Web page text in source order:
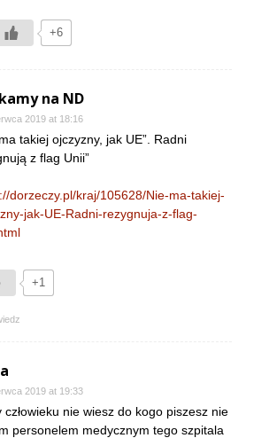
+6
na ND
2019 at 18:16
ma takiej ojczyzny, jak UE”. Radni
z flag Unii”
dorzeczy.pl/kraj/105628/Nie-ma-takiej-
jak-UE-Radni-rezygnuja-z-flag-
+1
2019 at 19:33
człowieku nie wiesz do kogo piszesz nie
personelem medycznym tego szpitala